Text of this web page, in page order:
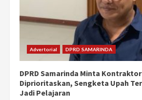
Advertorial DPRD SAMARINDA
DPRD Samarinda Minta
Diprioritaskan, Sengketa Upah
Jadi Pelajaran